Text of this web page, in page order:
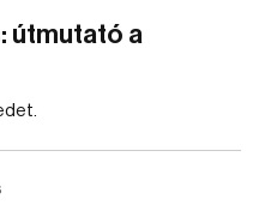
útmutató a